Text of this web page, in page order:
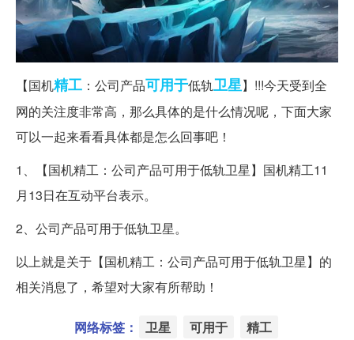
【国机精工 ：公司产品可用于低轨卫星】!!!今天受到全
网的关注度非常高，那么具体的是什么情况呢，下面大家
可以一起来看看具体都是怎么回事吧！
1、【国机精工：公司产品可用于低轨卫星】国机精工11
月13日在互动平台表示。
2、公司产品可用于低轨卫星。
以上就是关于【国机精工：公司产品可用于低轨卫星】的
相关消息了，希望对大家有所帮助！
网络标签： 卫星 可用于 精工